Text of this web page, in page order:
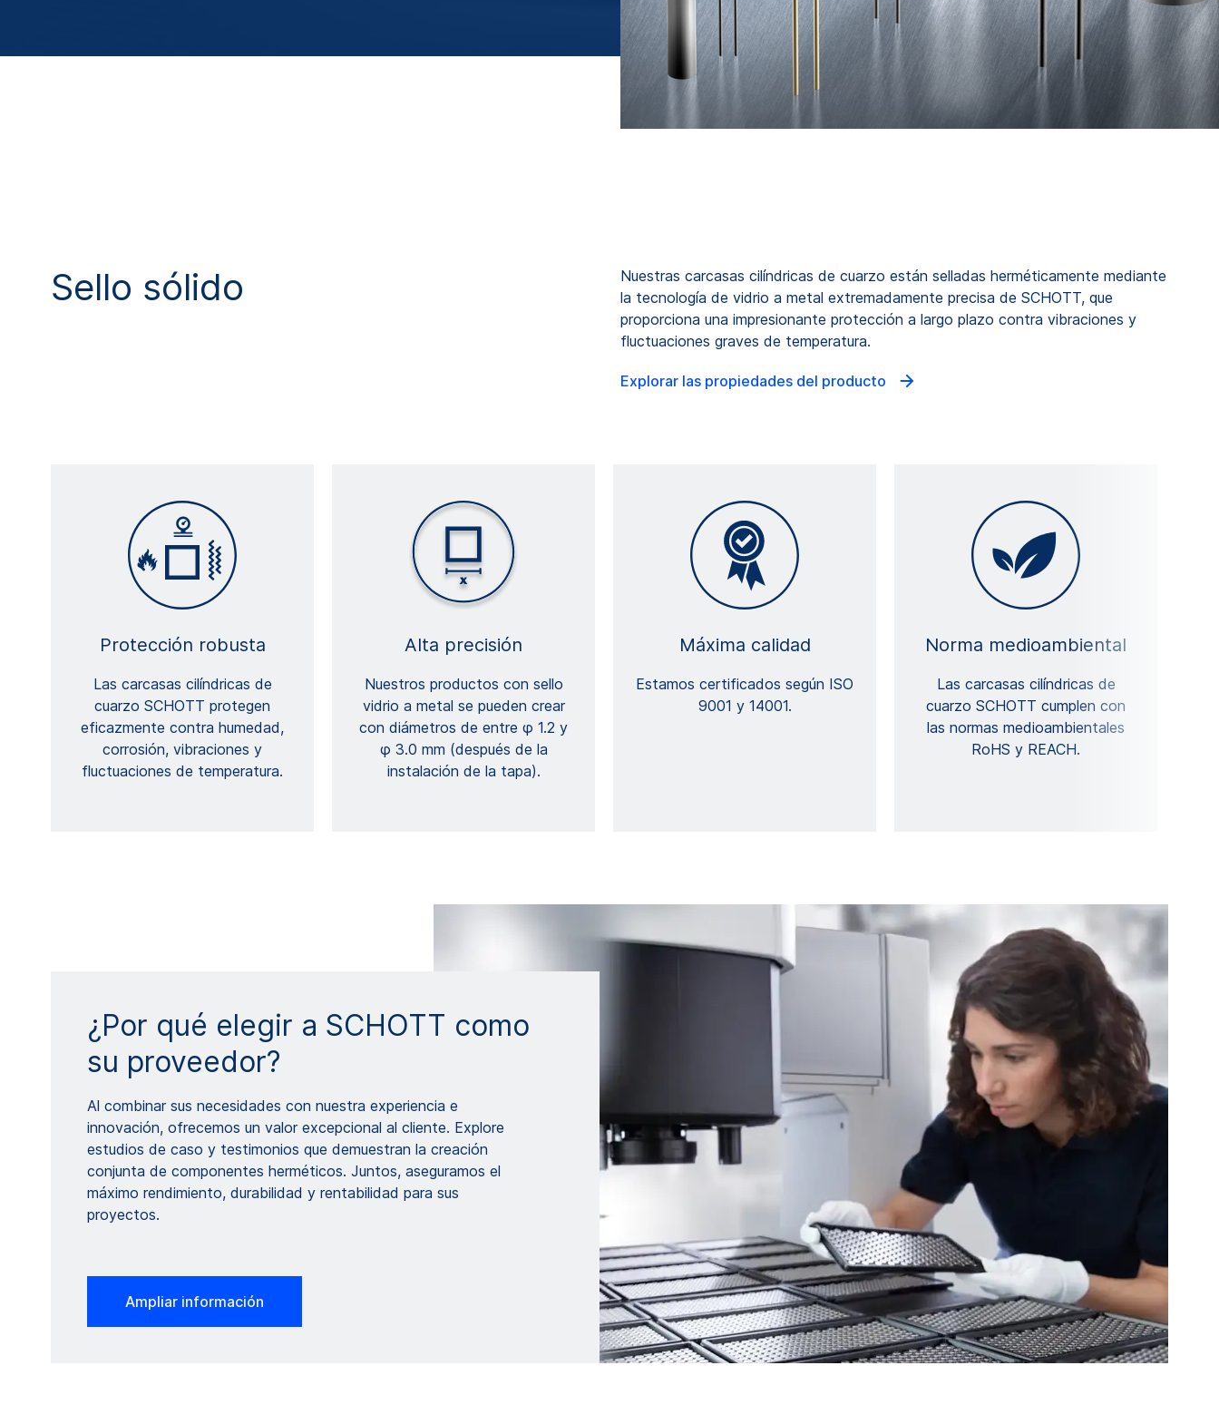
Sello sólido
Nuestras carcasas cilíndricas de cuarzo están selladas herméticamente mediante
la tecnología de vidrio a metal extremadamente precisa de SCHOTT, que
proporciona una impresionante protección a largo plazo contra vibraciones y
fluctuaciones graves de temperatura.
Explorar las propiedades del producto
Protección robusta
Las carcasas cilíndricas de
cuarzo SCHOTT protegen
eficazmente contra humedad,
corrosión, vibraciones y
fluctuaciones de temperatura.
Alta precisión
Nuestros productos con sello
vidrio a metal se pueden crear
con diámetros de entre φ 1.2 y
φ 3.0 mm (después de la
instalación de la tapa).
Máxima calidad
Estamos certificados según ISO
9001 y 14001.
Norma medioambiental
Las carcasas cilíndricas de
cuarzo SCHOTT cumplen con
las normas medioambientales
RoHS y REACH.
¿Por qué elegir a SCHOTT como
su proveedor?
Al combinar sus necesidades con nuestra experiencia e
innovación, ofrecemos un valor excepcional al cliente. Explore
estudios de caso y testimonios que demuestran la creación
conjunta de componentes herméticos. Juntos, aseguramos el
máximo rendimiento, durabilidad y rentabilidad para sus
proyectos.
Ampliar información